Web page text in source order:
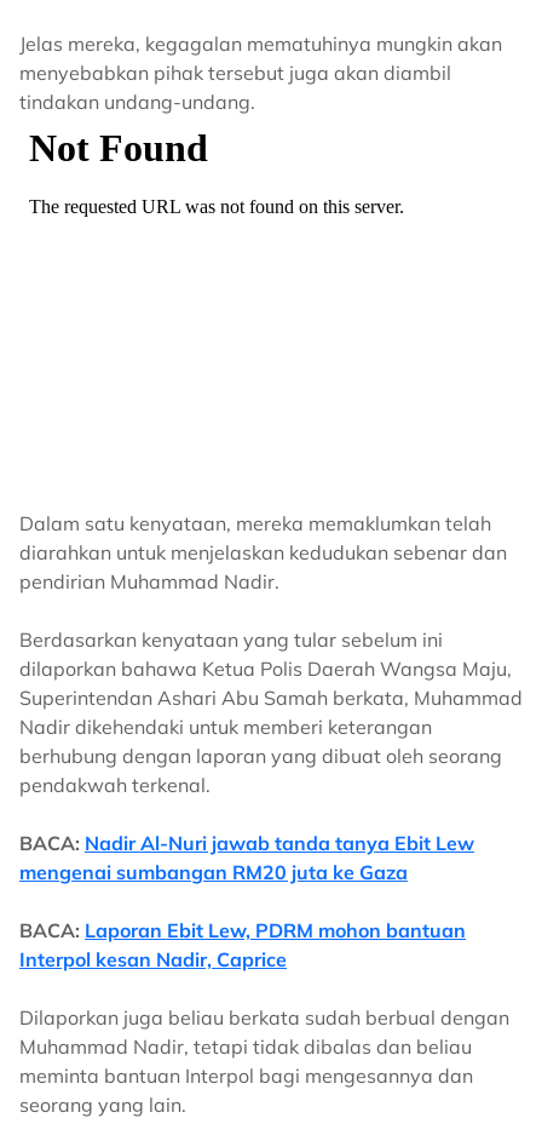
Jelas mereka, kegagalan mematuhinya mungkin akan
menyebabkan pihak tersebut juga akan diambil
tindakan undang-undang.
Dalam satu kenyataan, mereka memaklumkan telah
diarahkan untuk menjelaskan kedudukan sebenar dan
pendirian Muhammad Nadir.
Berdasarkan kenyataan yang tular sebelum ini
dilaporkan bahawa Ketua Polis Daerah Wangsa Maju,
Superintendan Ashari Abu Samah berkata, Muhammad
Nadir dikehendaki untuk memberi keterangan
berhubung dengan laporan yang dibuat oleh seorang
pendakwah terkenal.
BACA: Nadir Al-Nuri jawab tanda tanya Ebit Lew
mengenai sumbangan RM20 juta ke Gaza
BACA: Laporan Ebit Lew, PDRM mohon bantuan
Interpol kesan Nadir, Caprice
Dilaporkan juga beliau berkata sudah berbual dengan
Muhammad Nadir, tetapi tidak dibalas dan beliau
meminta bantuan Interpol bagi mengesannya dan
seorang yang lain.